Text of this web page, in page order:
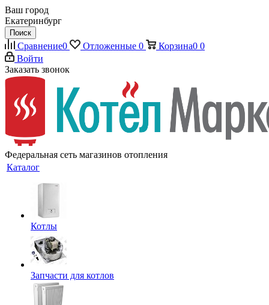
Ваш город
Екатеринбург
Поиск
Сравнение0 Отложенные 0 Корзина0 0
Войти
Заказать звонок
Федеральная сеть магазинов отопления
Каталог
Котлы
Запчасти для котлов